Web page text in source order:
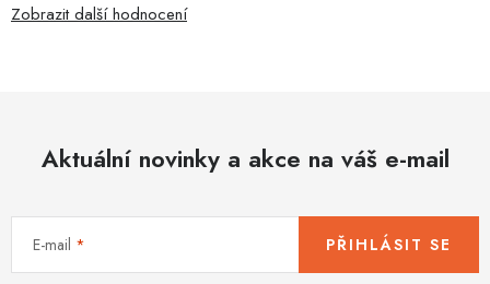
Zobrazit další hodnocení
Aktuální novinky a akce na váš e-mail
E-mail PŘIHLÁSIT SE